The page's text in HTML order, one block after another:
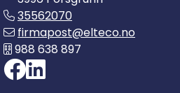
35562070
firmapost@elteco.no
988 638 897